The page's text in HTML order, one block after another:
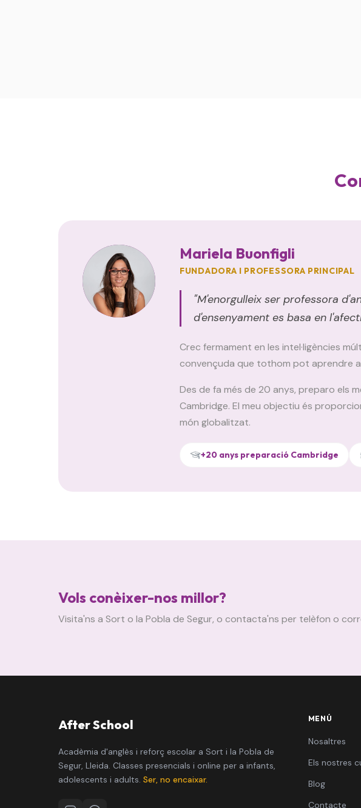
Mariela Buonfigli
FUNDADORA I PROFESSORA PRINCIPAL
"M'enorgulleix ser professora
d'ensenyament es basa en
Crec fermament en les intel·ligències
convençuda que tothom pot aprendre a
Des de fa més de 20 anys, preparo els
Cambridge. El meu objectiu és
món globalitzat.
+20 anys preparació Cambridge
Vols conèixer-nos millor?
Visita'ns a Sort o la Pobla de Segur, o contacta'ns per telèfon o
After School
Acadèmia d'anglès i reforç escolar a Sort i la Pobla de
Segur, Lleida. Classes presencials i online per a infants,
adolescents i adults. Ser, no encaixar.
MENÚ
Nosaltres
Els nostres
Blog
Contacte